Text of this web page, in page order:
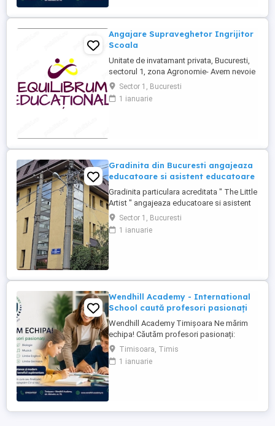
Angajare Supraveghetor Ingrijitor
Scoala
Unitate de invatamant privata, Bucuresti,
sectorul 1, zona Agronomie- Avem nevoie
in echipa de un asistent medical, program
luni-vineri, 11-19, sarbatori legale libere,
vacante Paste, Craciun si 2 saptamani in
Sector 1, Bucuresti
1 ianuarie
Gradinita din Bucuresti angajeaza
educatoare si asistent educatoare
Gradinita particulara acreditata " The Little
Artist " angajeaza educatoare si asistent
educatoare, pogram 8 ore.
Sector 1, Bucuresti
1 ianuarie
Wendhill Academy - International
School caută profesori pasionați
Wendhill Academy Timișoara Ne mărim
echipa! Căutăm profesori pasionați:
Limba Română Matematică Istorie Fizică
Biologie Muzică Limba Engleză Limba
Germană Oferim: Mediu prietenos și
Timisoara, Timis
1 ianuarie